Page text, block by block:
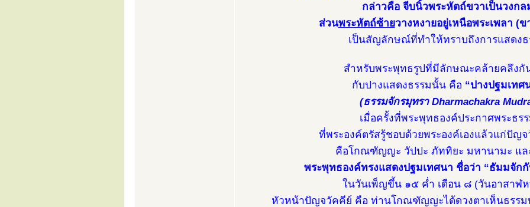
กล่าวคือ จีบนิ้วพระหัตถ์ขวาเป็นวงกล
ส่วนพระหัตถ์ซ้ายวางหงายอยู่เหนือพระเพลา (
เป็นสัญลักษณ์ที่ทำให้ทราบถึงการแสดงธ
สำหรับพระพุทธรูปที่มีลักษณะคล้ายคลึงกั
กับปางแสดงธรรมนั้น คือ “ปางปฐมเทศ
(ธรรมจักรมุทรา Dharmachakra
เมื่อครั้งที่พระพุทธองค์ประกาศพระธร
ที่พระองค์ตรัสรู้ชอบด้วยพระองค์เองแล้วแก่ปัญ
คือโกณฑัญญะ วัปปะ ภัททิยะ มหานามะ แล
พระพุทธองค์ทรงแสดงปฐมเทศนา ชื่อว่า “ธัมมจัก
ในวันเพ็ญขึ้น ๑๕ ค่ำ เดือน ๘ (วันอาสาฬ
หัวหน้าปัญจวัคคีย์ คือ ท่านโกณฑัญญะได้ดวงตาเห็นธรรม